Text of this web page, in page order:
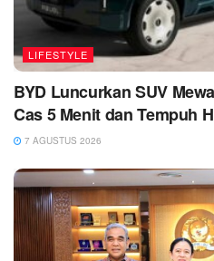
LIFESTYLE
BYD Luncurkan SUV
Cas 5 Menit dan Tempuh
7 AGUSTUS 2026